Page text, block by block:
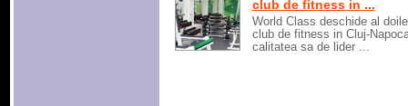
club de fitness in ...
World Class deschide al
club de fitness in Cluj-
calitatea sa de lider ...